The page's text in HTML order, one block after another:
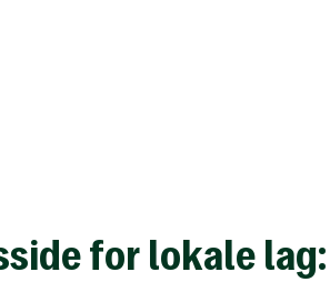
for lokale